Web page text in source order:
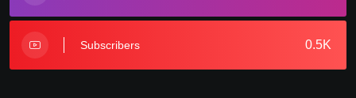
0.5K
Subscribers